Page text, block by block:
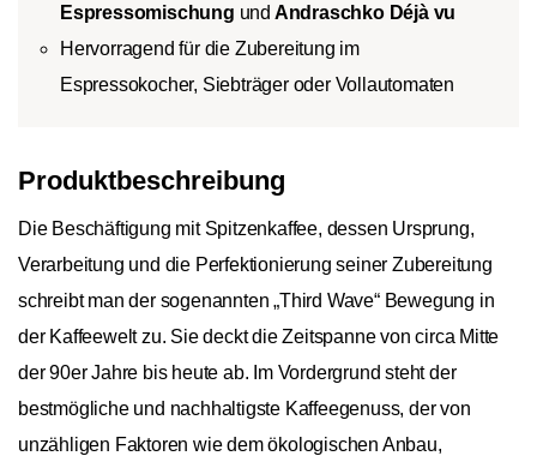
Espressomischung und Andraschko Déjà vu
Hervorragend für die Zubereitung im
Espressokocher, Siebträger oder Vollautomaten
Produktbeschreibung
Die Beschäftigung mit Spitzenkaffee, dessen Ursprung,
Verarbeitung und die Perfektionierung seiner Zubereitung
schreibt man der sogenannten „Third Wave“ Bewegung in
der Kaffeewelt zu. Sie deckt die Zeitspanne von circa Mitte
der 90er Jahre bis heute ab. Im Vordergrund steht der
bestmögliche und nachhaltigste Kaffeegenuss, der von
unzähligen Faktoren wie dem ökologischen Anbau,